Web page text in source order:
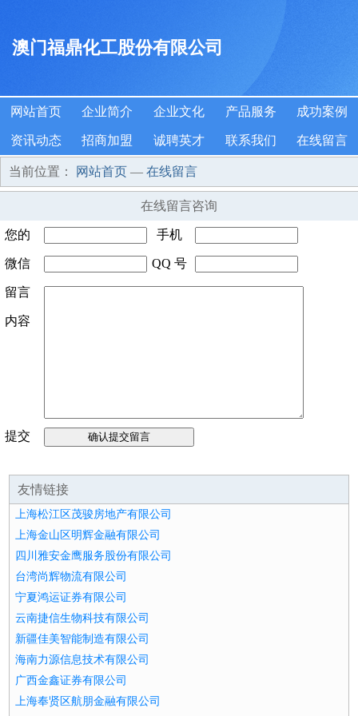
澳门福鼎化工股份有限公司
网站首页 企业简介 企业文化 产品服务 成功案例
资讯动态 招商加盟 诚聘英才 联系我们 在线留言
当前位置： 网站首页 — 在线留言
在线留言咨询
您的
姓名
手机
号码
微信
号码
QQ 号
留言
内容
提交
友情链接
上海松江区茂骏房地产有限公司
上海金山区明辉金融有限公司
四川雅安金鹰服务股份有限公司
台湾尚辉物流有限公司
宁夏鸿运证券有限公司
云南捷信生物科技有限公司
新疆佳美智能制造有限公司
海南力源信息技术有限公司
广西金鑫证券有限公司
上海奉贤区航朋金融有限公司